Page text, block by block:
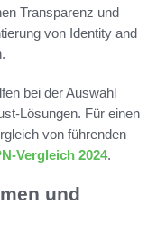
Transparenz und
von Identity and
bei der Auswahl
Lösungen. Für einen
von führenden
Vergleich 2024.
und